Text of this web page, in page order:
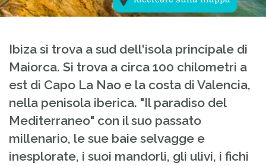
Ibiza si trova a sud dell'isola principale di
Maiorca. Si trova a circa 100 chilometri a
est di Capo La Nao e la costa di Valencia,
nella penisola iberica. "Il paradiso del
Mediterraneo" con il suo passato
millenario, le sue baie selvagge e
inesplorate, i suoi mandorli, gli ulivi, i fichi